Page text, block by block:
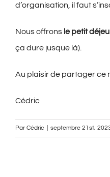
d’organisation, il faut
Nous offrons le petit
ça dure jusque là).
Au plaisir de partager ce
Cédric
Par Cédric septembre 21st,